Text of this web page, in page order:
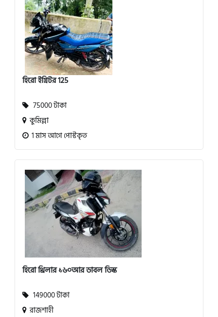
হিরো ইগ্নিটর 125
75000 টাকা
কুমিল্লা
1 মাস আগে পোস্টকৃত
হিরো থ্রিলার ১৬০আর ডাবল ডিস্ক
149000 টাকা
রাজশাহী